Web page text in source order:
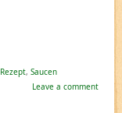
Rezept, Saucen
Leave a comment